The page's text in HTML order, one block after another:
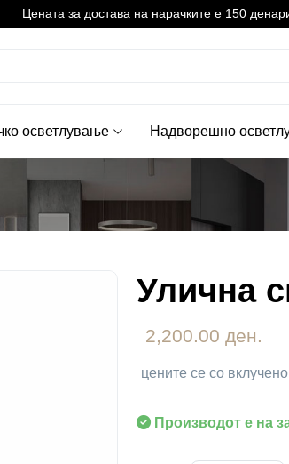
Цената за достава на нарачките е 150 денари.
осветлување Надворешно
Улична
2,200.00 ден.
цените се со
Производот е на